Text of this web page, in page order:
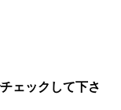
ェックして下さ